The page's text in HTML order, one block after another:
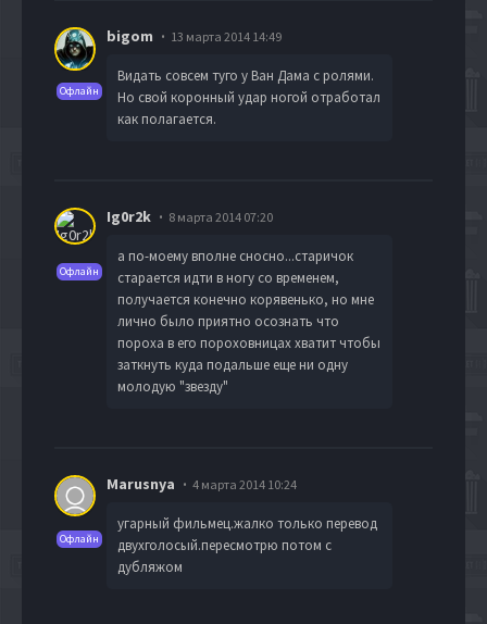
Офлайн
bigom 13 марта 2014 14:49
Видать совсем туго у Ван Дама с ролями.
Но свой коронный удар ногой отработал
как полагается.
Офлайн
Ig0r2k 8 марта 2014 07:20
а по-моему вполне сносно...старичок
старается идти в ногу со временем,
получается конечно корявенько, но мне
лично было приятно осознать что
пороха в его пороховницах хватит чтобы
заткнуть куда подальше еще ни одну
молодую "звезду"
Офлайн
Marusnya 4 марта 2014 10:24
угарный фильмец.жалко только перевод
двухголосый.пересмотрю потом с
дубляжом